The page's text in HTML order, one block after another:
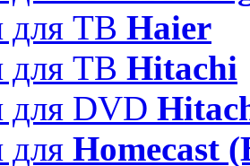
для ТВ Haier
для ТВ Hitachi
для DVD
для Homecast